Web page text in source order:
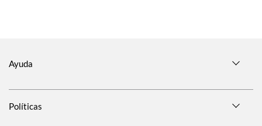
Ayuda
Políticas